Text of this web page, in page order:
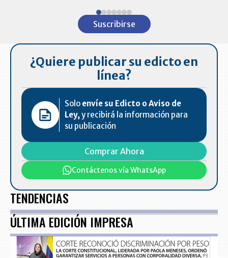
Suscribirse
¿Quiere publicar su edicto en
línea?
Solo envíe su Edicto o Aviso de
Ley,y recibirá la información para
su publicación
Comprar Ahora
Contáctenos vía WhatsApp
TENDENCIAS
ÚLTIMA EDICIÓN IMPRESA